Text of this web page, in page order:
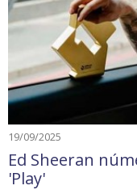
19/09/2025
Ed Sheeran
'Play'